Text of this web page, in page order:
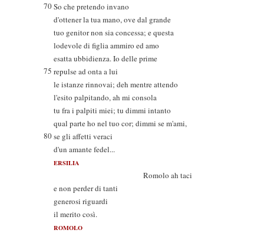
70So che pretendo invano
d'ottener la tua mano, ove dal grande
tuo genitor non sia concessa; e questa
lodevole di figlia ammiro ed amo
esatta ubbidienza. Io delle prime
75 repulse ad onta a lui
le istanze rinnovai; deh mentre attendo
l'esito palpitando, ah mi consola
tu fra i palpiti miei; tu dimmi intanto
qual parte ho nel tuo cor; dimmi se m'ami,
80se gli affetti veraci
d'un amante fedel...
ERSILIA
Romolo ah taci
e non perder di tanti
generosi riguardi
il merito così.
ROMOLO